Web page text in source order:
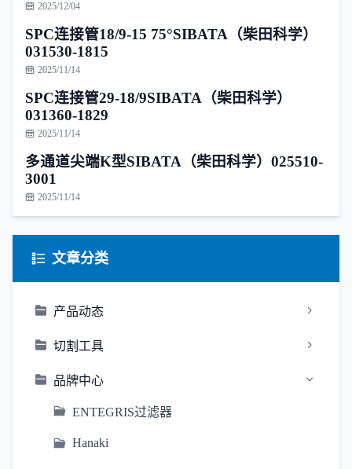
2025/12/04
SPC连接管18/9-15 75°SIBATA（柴田科学）
031530-1815
2025/11/14
SPC连接管29-18/9SIBATA（柴田科学）
031360-1829
2025/11/14
多通道尖端K型SIBATA（柴田科学）025510-
3001
2025/11/14
文章分类
产品动态
切割工具
品牌中心
ENTEGRIS过滤器
Hanaki